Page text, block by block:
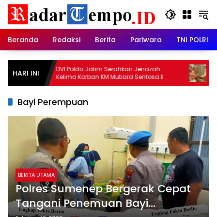
Skip
content
Beranda
Redaksi Berita Pariwara TNI POLRI
HARI INIDVI Polda Jatim Serahkan Jenazah
Kelima Korban KM Mutiara Sentosa II
Juanda:
Bayi Perempuan
BERITA UTAMA
Polres Sumenep Bergerak Cepat
Tangani Penemuan Bayi